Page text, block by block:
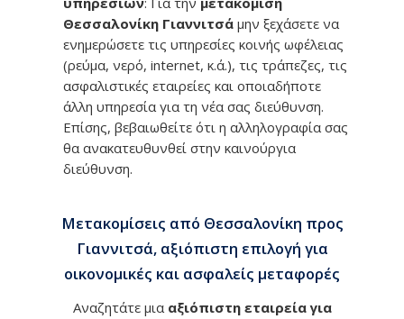
Θεσσαλονίκη Γιαννιτσά μην ξεχάσετε να
ενημερώσετε τις υπηρεσίες κοινής ωφέλειας
(ρεύμα, νερό, internet, κ.ά.), τις τράπεζες, τις
ασφαλιστικές εταιρείες και οποιαδήποτε
άλλη υπηρεσία για τη νέα σας διεύθυνση.
Επίσης, βεβαιωθείτε ότι η αλληλογραφία σας
θα ανακατευθυνθεί στην καινούργια
διεύθυνση.
Μετακομίσεις από Θεσσαλονίκη προς
Γιαννιτσά, αξιόπιστη επιλογή για
οικονομικές και ασφαλείς μεταφορές
Αναζητάτε μια αξιόπιστη εταιρεία για